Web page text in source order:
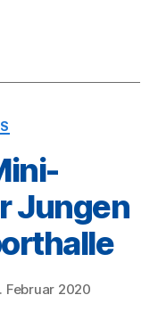
Jungen
Februar 2020